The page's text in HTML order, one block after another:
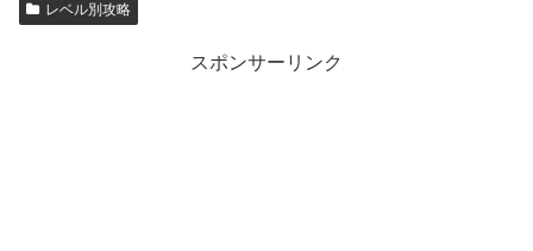
レベル別攻略
スポンサーリンク